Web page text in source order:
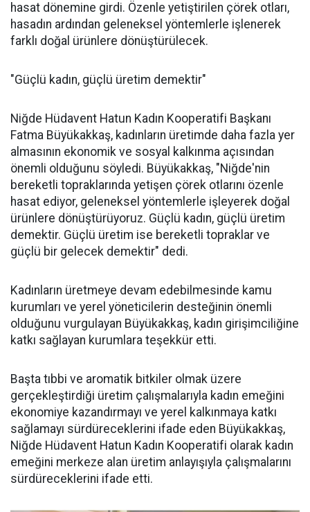
hasat dönemine girdi. Özenle yetiştirilen çörek otları,
hasadın ardından geleneksel yöntemlerle işlenerek
farklı doğal ürünlere dönüştürülecek.
"Güçlü kadın, güçlü üretim demektir"
Niğde Hüdavent Hatun Kadın Kooperatifi Başkanı
Fatma Büyükakkaş, kadınların üretimde daha fazla yer
almasının ekonomik ve sosyal kalkınma açısından
önemli olduğunu söyledi. Büyükakkaş, "Niğde'nin
bereketli topraklarında yetişen çörek otlarını özenle
hasat ediyor, geleneksel yöntemlerle işleyerek doğal
ürünlere dönüştürüyoruz. Güçlü kadın, güçlü üretim
demektir. Güçlü üretim ise bereketli topraklar ve
güçlü bir gelecek demektir" dedi.
Kadınların üretmeye devam edebilmesinde kamu
kurumları ve yerel yöneticilerin desteğinin önemli
olduğunu vurgulayan Büyükakkaş, kadın girişimciliğine
katkı sağlayan kurumlara teşekkür etti.
Başta tıbbi ve aromatik bitkiler olmak üzere
gerçekleştirdiği üretim çalışmalarıyla kadın emeğini
ekonomiye kazandırmayı ve yerel kalkınmaya katkı
sağlamayı sürdüreceklerini ifade eden Büyükakkaş,
Niğde Hüdavent Hatun Kadın Kooperatifi olarak kadın
emeğini merkeze alan üretim anlayışıyla çalışmalarını
sürdüreceklerini ifade etti.